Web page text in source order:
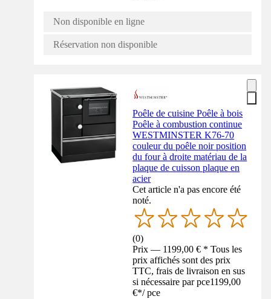
Non disponible en ligne
Réservation non disponible
Poêle de cuisine Poêle à bois
Poêle à combustion continue
WESTMINSTER K76-70
couleur du poêle noir position
du four à droite matériau de la
plaque de cuisson plaque en
acier
Cet article n'a pas encore été
noté.
(0)
Prix — 1199,00 € * Tous les
prix affichés sont des prix
TTC, frais de livraison en sus
si nécessaire par pce1199,00
€*/ pce